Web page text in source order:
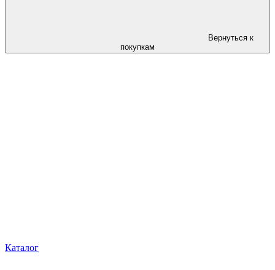
Вернуться к
покупкам
Каталог